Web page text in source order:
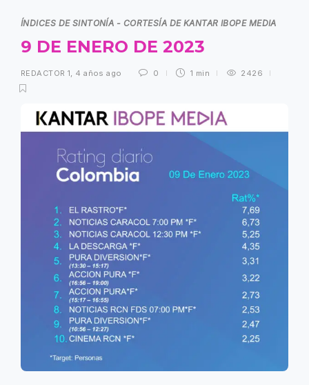
ÍNDICES DE SINTONÍA - CORTESÍA DE KANTAR IBOPE MEDIA
9 DE ENERO DE 2023
REDACTOR 1, 4 años ago 0 1 min 2426